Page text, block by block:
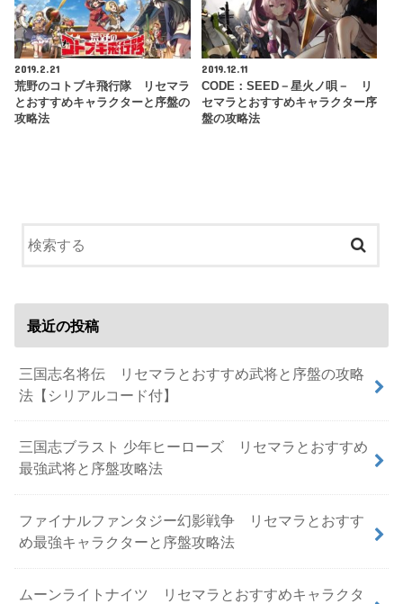
2019.2.21
荒野のコトブキ飛行隊 リセマラ
とおすすめキャラクターと序盤の
攻略法
2019.12.11
CODE：SEED－星火ノ唄－ リ
セマラとおすすめキャラクター序
盤の攻略法
最近の投稿
三国志名将伝 リセマラとおすすめ武将と序盤の攻略
法【シリアルコード付】
三国志ブラスト 少年ヒーローズ リセマラとおすすめ
最強武将と序盤攻略法
ファイナルファンタジー幻影戦争 リセマラとおすす
め最強キャラクターと序盤攻略法
ムーンライトナイツ リセマラとおすすめキャラクタ